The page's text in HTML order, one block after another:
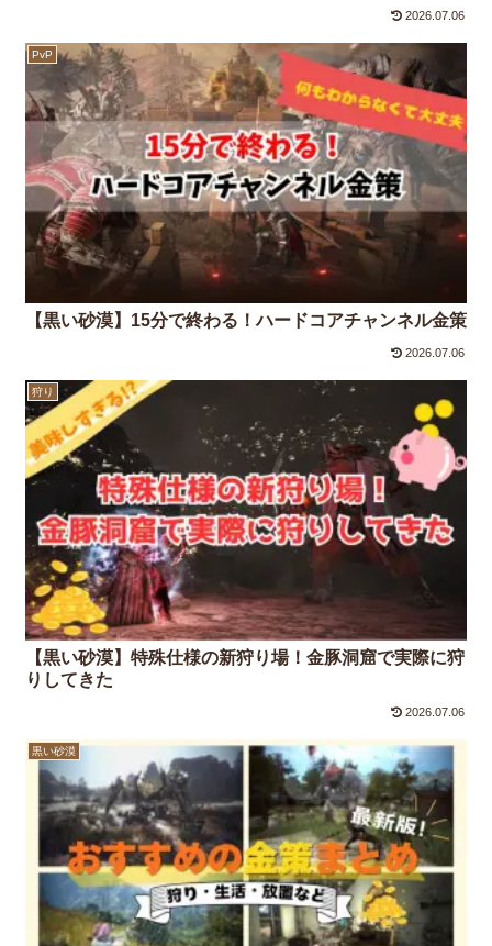
2026.07.06
PvP
【黒い砂漠】15分で終わる！ハードコアチャンネル金策
2026.07.06
狩り
【黒い砂漠】特殊仕様の新狩り場！金豚洞窟で実際に狩
りしてきた
2026.07.06
黒い砂漠